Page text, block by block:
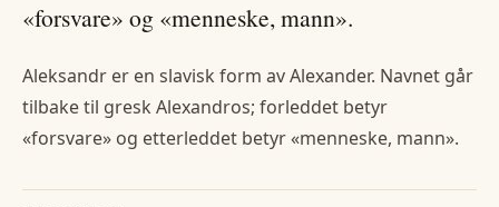
«forsvare» og «menneske, mann».
Aleksandr er en slavisk form av Alexander. Navnet går
tilbake til gresk Alexandros; forleddet betyr
«forsvare» og etterleddet betyr «menneske, mann».